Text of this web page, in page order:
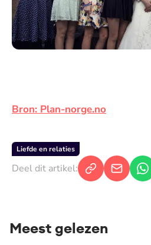
Bron: Plan-norge.no
Liefde en relaties
Deel dit artikel:
Meest gelezen